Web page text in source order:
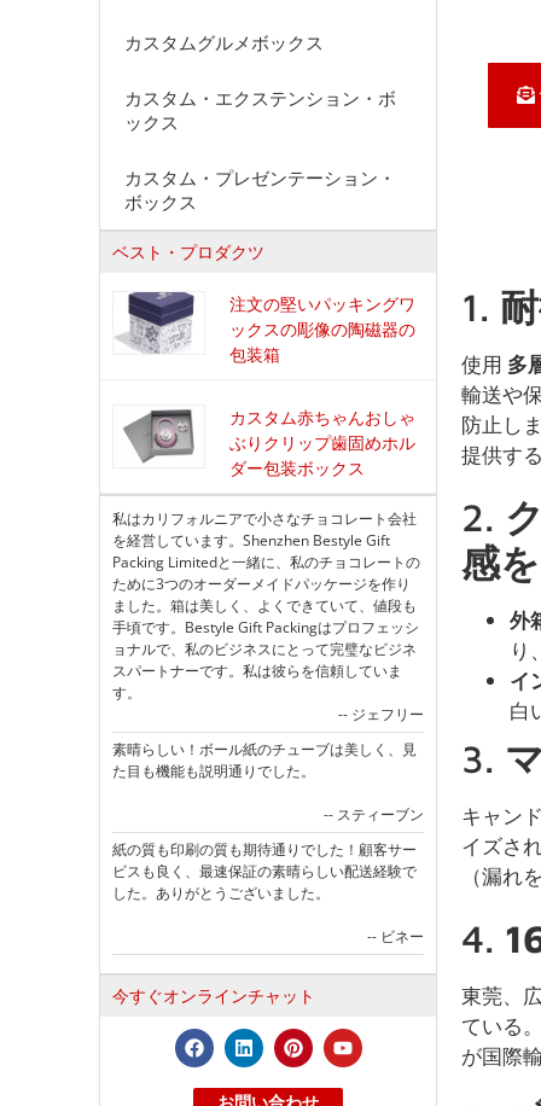
カスタムグルメボックス
カスタム・エクステンション・ボ
ックス
カスタム・プレゼンテーション・
ボックス
ベスト・プロダクツ
注文の堅いパッキングワ
ックスの彫像の陶磁器の
包装箱
カスタム赤ちゃんおしゃ
ぶりクリップ歯固めホル
ダー包装ボックス
私はカリフォルニアで小さなチョコレート会社
を経営しています。Shenzhen Bestyle Gift
Packing Limitedと一緒に、私のチョコレートの
ために3つのオーダーメイドパッケージを作り
ました。箱は美しく、よくできていて、値段も
手頃です。Bestyle Gift Packingはプロフェッシ
ョナルで、私のビジネスにとって完璧なビジネ
スパートナーです。私は彼らを信頼していま
す。
-- ジェフリー
素晴らしい！ボール紙のチューブは美しく、見
た目も機能も説明通りでした。
-- スティーブン
紙の質も印刷の質も期待通りでした！顧客サー
ビスも良く、最速保証の素晴らしい配送経験で
した。ありがとうございました。
-- ビネー
今すぐオンラインチャット
1.
使用 多
輸送や
防止し
提供す
2.
感
外
り
イ
白
3.
キャン
イズさ
（漏れ
4.
東莞、
ている
が国際